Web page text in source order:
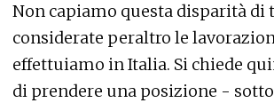
Non capiamo questa disparità di
considerate peraltro le
effettuiamo in Italia. Si chiede
di prendere una posizione -